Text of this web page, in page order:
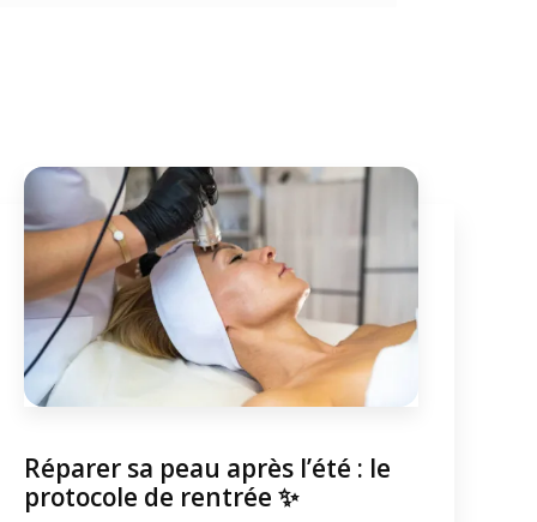
Réparer sa peau après l’été : le
protocole de rentrée ✨